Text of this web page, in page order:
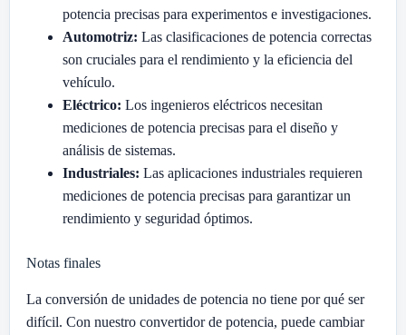
potencia precisas para experimentos e investigaciones.
Automotriz: Las clasificaciones de potencia correctas
son cruciales para el rendimiento y la eficiencia del
vehículo.
Eléctrico: Los ingenieros eléctricos necesitan
mediciones de potencia precisas para el diseño y
análisis de sistemas.
Industriales: Las aplicaciones industriales requieren
mediciones de potencia precisas para garantizar un
rendimiento y seguridad óptimos.
Notas finales
La conversión de unidades de potencia no tiene por qué ser
difícil. Con nuestro convertidor de potencia, puede cambiar